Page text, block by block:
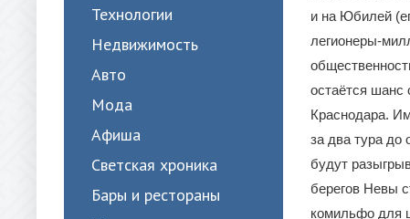
Технологии
Недвижимость
Авто
Мода
Афиша
Светская хроника
Бары и рестораны
и на Юбилей
легионеры-
остаётся шанс
Краснодара.
за два тура до
будут
берегов Невы
комильфо для